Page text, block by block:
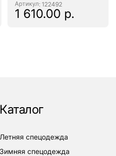
: 122492
1 610.00 р.
Каталог
летняя спецодежда
зимняя спецодежда